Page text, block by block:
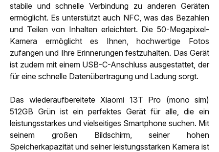
stabile und schnelle Verbindung zu anderen Geräten
ermöglicht. Es unterstützt auch NFC, was das Bezahlen
und Teilen von Inhalten erleichtert. Die 50-Megapixel-
Kamera ermöglicht es Ihnen, hochwertige Fotos
zufangen und Ihre Erinnerungen festzuhalten. Das Gerät
ist zudem mit einem USB-C-Anschluss ausgestattet, der
für eine schnelle Datenübertragung und Ladung sorgt.
Das wiederaufbereitete Xiaomi 13T Pro (mono sim)
512GB Grün ist ein perfektes Gerät für alle, die ein
leistungsstarkes und vielseitiges Smartphone suchen. Mit
seinem großen Bildschirm, seiner hohen
Speicherkapazität und seiner leistungsstarken Kamera ist